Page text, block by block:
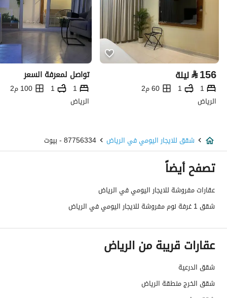
⃁156 ليلة
1
1
60 م2
الرياض
تواصل لمعرفة السعر
1
1
100 م2
الرياض
شقق للايجار اليومي في الرياض 87756334 - بيوت
تصفح أيضاً
عقارات مفروشة للايجار اليومي في الرياض
شقق 1 غرفة نوم مفروشة للايجار اليومي في الرياض
عقارات قريبة من الرياض
شقق الدرعية
شقق الخرج منطقة الرياض